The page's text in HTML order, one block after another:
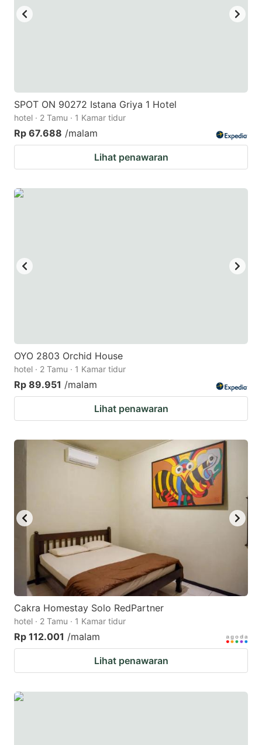
SPOT ON 90272 Istana Griya 1 Hotel
hotel · 2 Tamu · 1 Kamar tidur
Rp 67.688 /malam
Lihat penawaran
OYO 2803 Orchid House
hotel · 2 Tamu · 1 Kamar tidur
Rp 89.951 /malam
Lihat penawaran
Cakra Homestay Solo RedPartner
hotel · 2 Tamu · 1 Kamar tidur
Rp 112.001 /malam
Lihat penawaran